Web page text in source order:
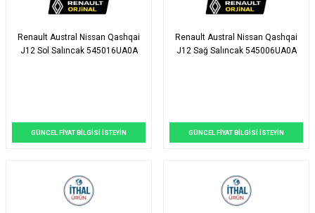
Renault Austral Nissan Qashqai
J12 Sol Salıncak 545016UA0A
GÜNCEL FİYAT BİLGİSİ İSTEYİN
Renault Austral Nissan Qashqai
J12 Sağ Salıncak 545006UA0A
GÜNCEL FİYAT BİLGİSİ İSTEYİN